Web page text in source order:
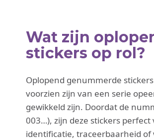
Wat zijn
stickers op rol?
Oplopend genummerde
voorzien zijn van een serie
gewikkeld zijn. Doordat de
003…), zijn deze stickers
identificatie, traceerbaarheid